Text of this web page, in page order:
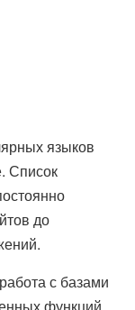
языков
Список
до
с базами